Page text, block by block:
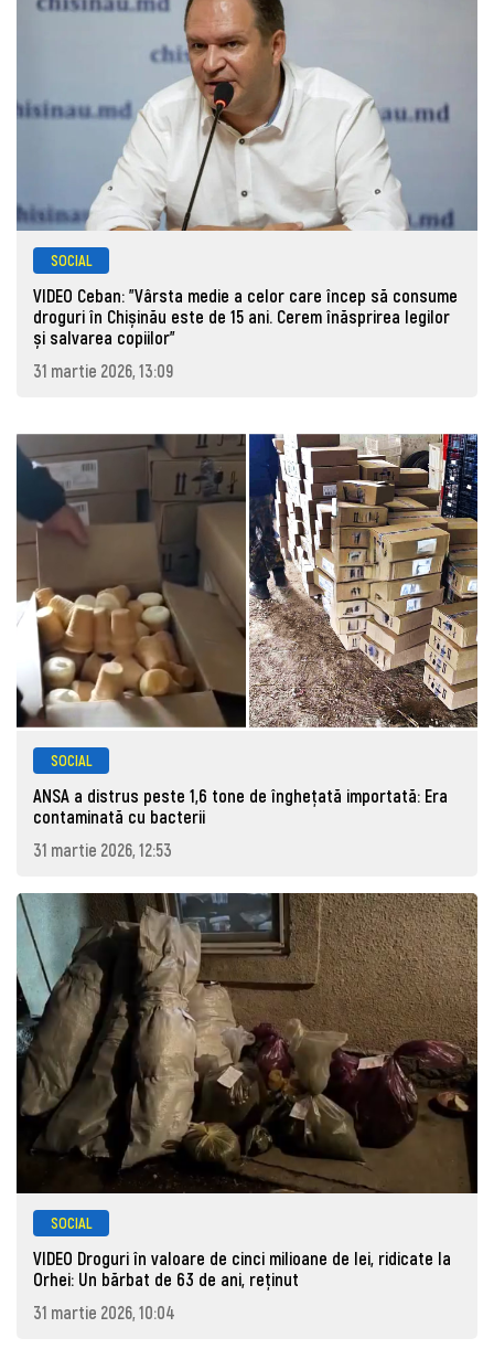
SOCIAL
VIDEO Ceban: "Vârsta medie a celor care încep să consume
droguri în Chișinău este de 15 ani. Cerem înăsprirea legilor
și salvarea copiilor"
31 martie 2026, 13:09
SOCIAL
ANSA a distrus peste 1,6 tone de înghețată importată: Era
contaminată cu bacterii
31 martie 2026, 12:53
SOCIAL
VIDEO Droguri în valoare de cinci milioane de lei, ridicate la
Orhei: Un bărbat de 63 de ani, reţinut
31 martie 2026, 10:04